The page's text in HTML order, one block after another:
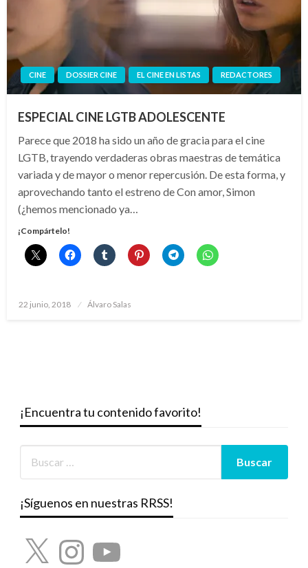
CINE DOSSIER CINE EL CINE EN LISTAS REDACTORES
ESPECIAL CINE LGTB ADOLESCENTE
Parece que 2018 ha sido un año de gracia para el cine
LGTB, trayendo verdaderas obras maestras de temática
variada y de mayor o menor repercusión. De esta forma, y
aprovechando tanto el estreno de Con amor, Simon
(¿hemos mencionado ya…
¡Compártelo!
Publicado
22 junio, 2018 Álvaro Salas
¡Encuentra tu contenido favorito!
¡Síguenos en nuestras RRSS!
X InstagramYouTube